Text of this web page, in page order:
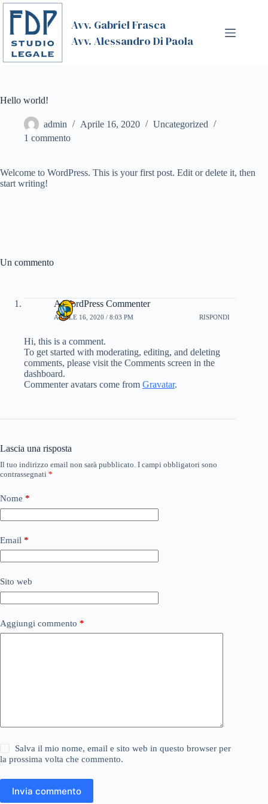
Salta
contenuto
Avv. Gabriel Frasca
Avv. Alessandro Di Paola
Hello world!
admin Aprile 16, 2020
Uncategorized
1 commento
Welcome to WordPress. This is your first post. Edit or delete it, then
start writing!
Un commento
A WordPress Commenter
APRILE 16, 2020 / 8:03 PM RISPONDI
Hi, this is a comment.
To get started with moderating, editing, and deleting
comments, please visit the Comments screen in the
dashboard.
Commenter avatars come from Gravatar.
Lascia una risposta
Il tuo indirizzo email non sarà pubblicato. I campi obbligatori sono
contrassegnati *
Nome *
Email *
Sito web
Aggiungi commento *
Salva il mio nome, email e sito web in questo browser per
la prossima volta che commento.
Invia commento